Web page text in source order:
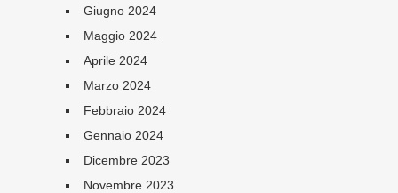
Giugno 2024
Maggio 2024
Aprile 2024
Marzo 2024
Febbraio 2024
Gennaio 2024
Dicembre 2023
Novembre 2023